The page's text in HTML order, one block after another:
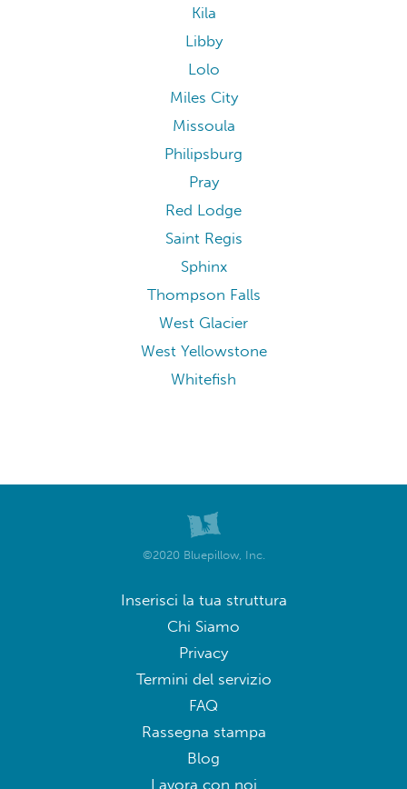
Kila
Libby
Lolo
Miles City
Missoula
Philipsburg
Pray
Red Lodge
Saint Regis
Sphinx
Thompson Falls
West Glacier
West Yellowstone
Whitefish
©2020 Bluepillow, Inc.
Inserisci la tua struttura
Chi Siamo
Privacy
Termini del servizio
FAQ
Rassegna stampa
Blog
Lavora con noi